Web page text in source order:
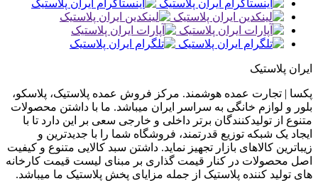
ایران پلاستیک
پکسا | تجارت عمده هوشمند. مرکز فروش عمده پلاستیک، پلاسکو،
بلور و لوازم خانگی به سراسر ایران میباشد. ما با داشتن محصولات
متنوع از تولیدکنندگان برتر داخلی و خارجی سعی بر این دارد تا با
ایجاد یک شبکه توزیع قدرتمند، فروشگاه شما را با جدیدترین و
زیباترین کالاهای بازار تجهیز نماید. داشتن سبد کالایی متنوع و کیفیت
اصل محصولات در کنار قیمت گذاری بر مبنای لیست قیمت کارخانه
های تولید کننده پلاستیک از جمله مزایای پخش پلاستیک ما میباشد.